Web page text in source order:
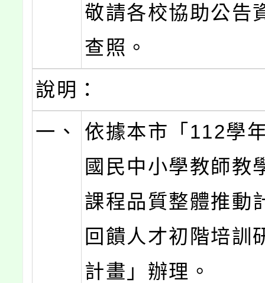
敬請各校協助公告
查照。
說明：
一、
依據本市「112學
國民中小學教師教
課程品質整體推動
回饋人才初階培訓
計畫」辦理。